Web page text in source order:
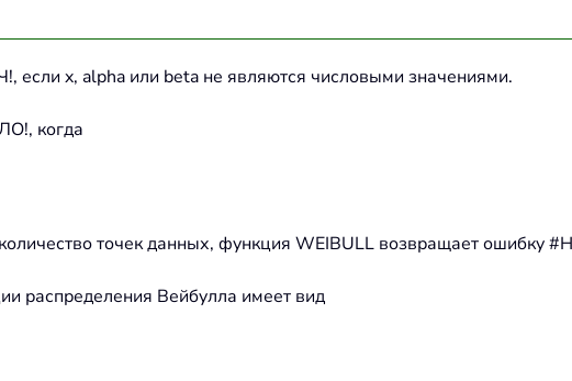
если x, alpha или beta не являются числовыми значениями.
когда
точек данных, функция WEIBULL возвращает ошибку
распределения Вейбулла имеет вид